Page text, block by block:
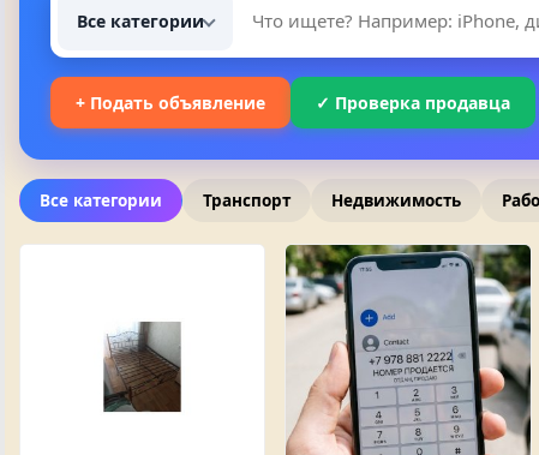
Все категории
+ Подать объявление ✓ Проверка продавца
Все категории Транспорт Недвижимость